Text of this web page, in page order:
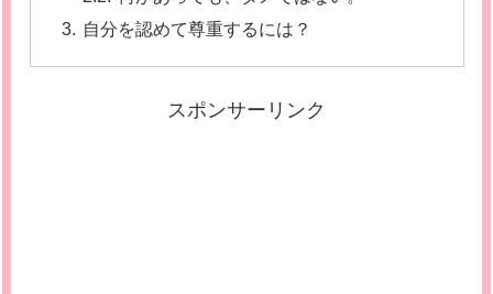
自分を認めて尊重するには？
スポンサーリンク